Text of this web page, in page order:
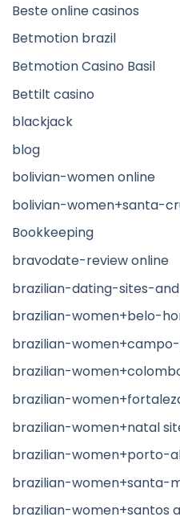
Beste online casinos
Betmotion brazil
Betmotion Casino Basil
Bettilt casino
blackjack
blog
bolivian-women online
bolivian-women+santa-
Bookkeeping
bravodate-review online
brazilian-dating-sites-
brazilian-women+belo-
brazilian-
brazilian-
brazilian-
brazilian-women+natal
brazilian-women+porto-
brazilian-women+santa-
brazilian-women+santos